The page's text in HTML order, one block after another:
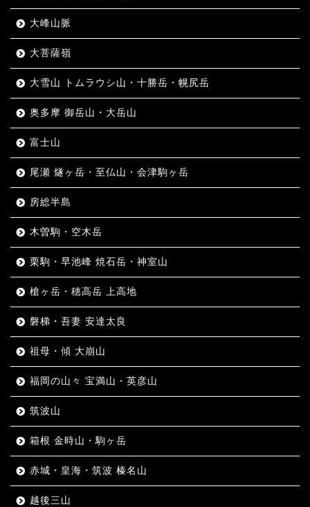
大峰山脈
大菩薩嶺
大雪山 トムラウシ山・十勝岳・幌尻岳
奥多摩 御岳山・大岳山
富士山
尾瀬 燧ヶ岳・至仏山・会津駒ヶ岳
房総半島
木曽駒・空木岳
栗駒・早池峰 焼石岳・神室山
槍ヶ岳・穂高岳 上高地
磐梯・吾妻 安達太良
祖母・傾 大崩山
福岡の山々 宝満山・英彦山
筑波山
箱根 金時山・駒ヶ岳
赤城・皇海・筑波 榛名山
越後三山